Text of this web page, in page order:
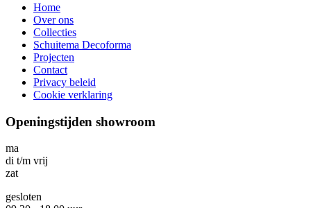
Home
Over ons
Collecties
Schuitema Decoforma
Projecten
Contact
Privacy beleid
Cookie verklaring
Openingstijden showroom
ma
di t/m vrij
zat
gesloten